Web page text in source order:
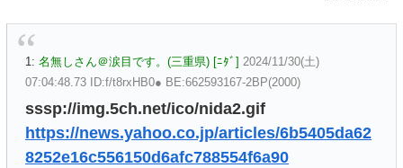
1: 名無しさん＠涙目です。(三重県) [ﾆﾀﾞ] 2024/11/30(土)
07:04:48.73 ID:f/t8rxHB0● BE:662593167-2BP(2000)
sssp://img.5ch.net/ico/nida2.gif
https://news.yahoo.co.jp/articles/6b5405da62
8252e16c556150d6afc788554f6a90